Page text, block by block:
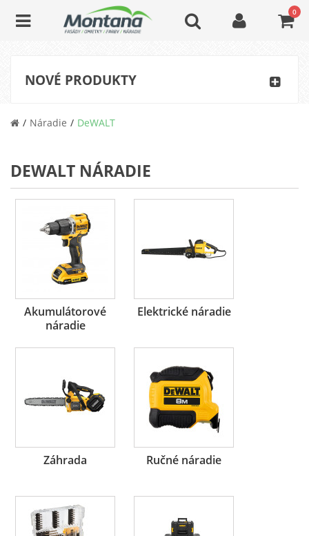
0
NOVÉ PRODUKTY
Náradie DeWALT
DEWALT NÁRADIE
Akumulátorové
náradie
Elektrické náradie
Záhrada Ručné náradie